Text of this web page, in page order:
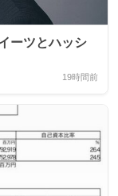
ーツとハッシ
19時間前